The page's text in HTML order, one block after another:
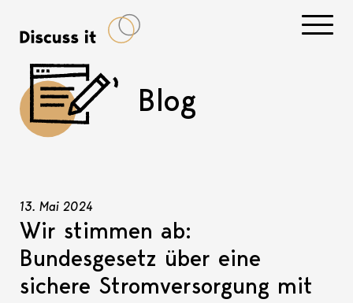
Blog
13. Mai 2024
Wir stimmen ab:
Bundesgesetz über eine
sichere Stromversorgung mit